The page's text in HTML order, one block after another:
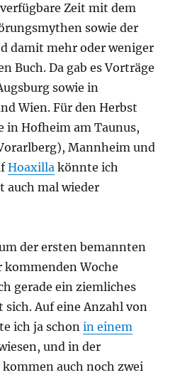
Zeit mit dem
sowie der
damit mehr oder weniger
Buch. Da gab es Vorträge
sowie in
Wien. Für den Herbst
Hofheim am Taunus,
Mannheim und
Hoaxilla könnte ich
auch mal wieder
der ersten bemannten
Woche
gerade ein ziemliches
Auf eine Anzahl von
ich ja schonin einem
und in der
auch noch zwei